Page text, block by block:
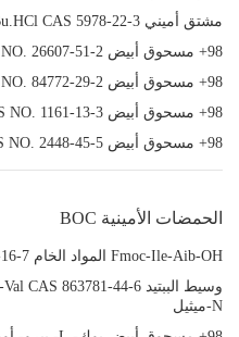
مشتق أميني H-Lys ((Z) -OtBu.HCl CAS 5978-22-3
98+ مسحوق أبيض Cbz-D-Ala-OH CAS NO. 26607-51-2
98+ مسحوق أبيض Orn-Oet.2HCL CAS NO. 84772-29-2
98+ مسحوق أبيض Cbz-L-Phe-OH CAS NO. 1161-13-3
98+ مسحوق أبيض Cbz-D-Phe-OH CAS NO. 2448-45-5
الحمضات الأمينية BOC
Fmoc-Ile-Aib-OH المواد الخام Boc-Ile-OH CAS NO. 13139-16-7
N-ميثيل